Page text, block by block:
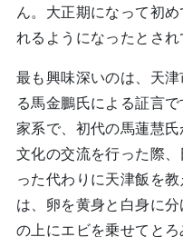
ん。大正期になって初
れるようになったとされ
最も興味深いのは、天
る馬金鵬氏による証言
家系で、初代の馬蓮慧
文化の交流を行った際
った代わりに天津飯を
は、卵を黄身と白身に
の上にエビを乗せてと